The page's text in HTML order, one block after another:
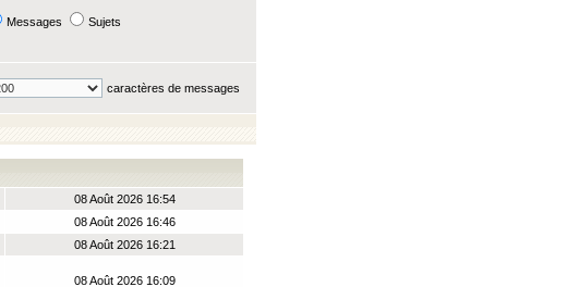
Messages Sujets
caractères de messages
08 Août 2026 16:54
08 Août 2026 16:46
08 Août 2026 16:21
08 Août 2026 16:09